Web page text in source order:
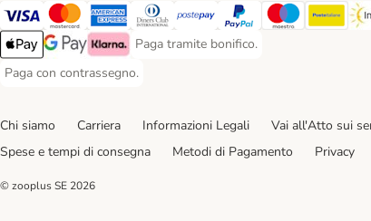
Paga con Visa. Payment Method
Paga con Mastercard. Payment Method
Paga con American Express. Payment Method
Paga con Diners Club. Payment Method
Paga con Postepay. Payment
Paga con PayPal. Payment
Paga con Maestro.
Apple Pay Payment Method
Google Pay Payment Method
Klarna Payment Method
Paga tramite bonifico.
Paga tramite bonifico. Payment Method
Paga con contrassegno.
Paga con contrassegno. Payment Method
Chi siamo Carriera Informazioni Legali Vai all'Atto sui
Spese e tempi di consegna
Metodi di Pagamento Privacy
© zooplus SE 2026